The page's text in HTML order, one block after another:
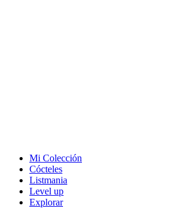
Mi Colección
Cócteles
Listmania
Level up
Explorar